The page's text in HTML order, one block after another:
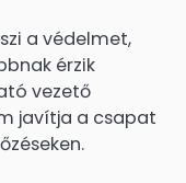
a védelmet,
érzik
vezető
javítja a csapat